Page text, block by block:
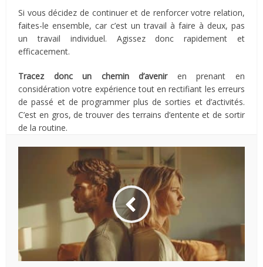
Si vous décidez de continuer et de renforcer votre relation,
faites-le ensemble, car c’est un travail à faire à deux, pas
un travail individuel. Agissez donc rapidement et
efficacement.
Tracez donc un chemin d’aveniren prenant en
considération votre expérience tout en rectifiant les erreurs
de passé et de programmer plus de sorties et d’activités.
C’est en gros, de trouver des terrains d’entente et de sortir
de la routine.